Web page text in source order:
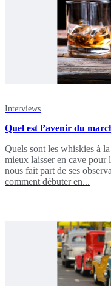
Interviews
Quel est l’avenir du
Quels sont les whiskies à
mieux laisser en cave
nous fait part de ses
comment débuter en...